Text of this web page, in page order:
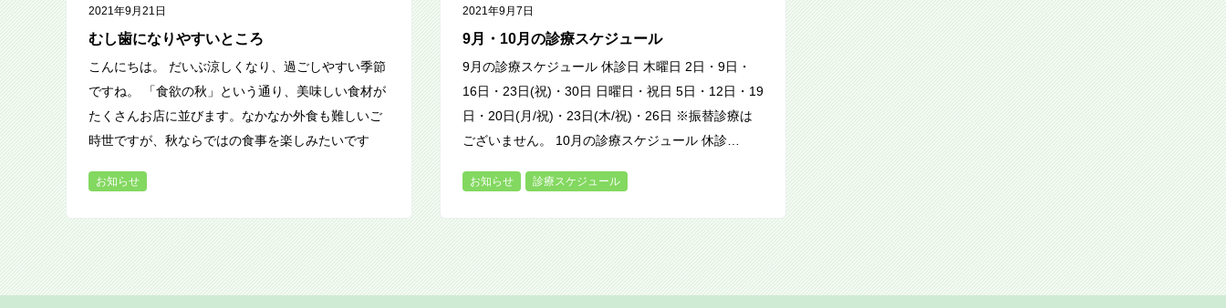
2021年9月21日
むし歯になりやすいところ
こんにちは。 だいぶ涼しくなり、過ごしやすい季節
ですね。 「食欲の秋」という通り、美味しい食材が
たくさんお店に並びます。なかなか外食も難しいご
時世ですが、秋ならではの食事を楽しみたいです
お知らせ
2021年9月7日
9月・10月の診療スケジュール
9月の診療スケジュール 休診日 木曜日 2日・9日・
16日・23日(祝)・30日 日曜日・祝日 5日・12日・19
日・20日(月/祝)・23日(木/祝)・26日 ※振替診療は
ございません。 10月の診療スケジュール 休診…
お知らせ 診療スケジュール